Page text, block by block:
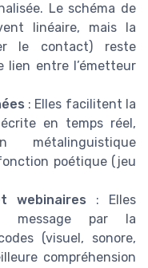
Le schéma de
linéaire, mais la
le contact) reste
lien entre l’émetteur
: Elles facilitent la
en temps réel,
poétique (jeu
webinaires : Elles
message par la
(visuel, sonore,
compréhension